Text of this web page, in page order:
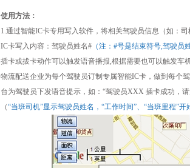
使用方法：
1.通过智能IC卡专用写入软件，将相关驾驶员信息（如：司
IC卡写入内容：驾驶员姓名# （注：#号是结束符号,驾驶员
插卡或拔卡动作可以触发语音播报,根据需要也可以触发车
物流配送企业为每个驾驶员订制专属智能IC卡，做到每个
台为驾驶员下发语音提示，如：“驾驶员XXX 插卡成功，
（“当班司机”显示驾驶员姓名，“工作时间”、“当班里程”